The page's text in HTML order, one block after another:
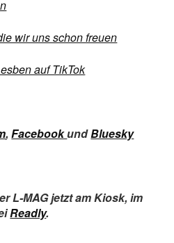
wir uns schon freuen
auf TikTok
,FacebookundBluesky
L-MAG jetztam Kiosk,im
Readly.